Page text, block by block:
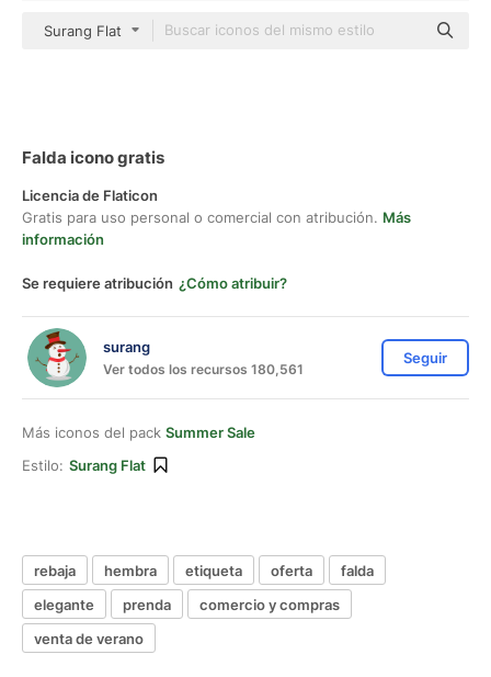
Surang Flat
Falda icono gratis
Licencia de Flaticon
Gratis para uso personal o comercial con atribución. Más
información
Se requiere atribución ¿Cómo atribuir?
surang
Ver todos los recursos 180,561
Seguir
Más iconos del pack Summer Sale
Estilo: Surang Flat
rebaja hembra etiqueta oferta
falda
elegante
prenda
comercio y compras
venta de verano